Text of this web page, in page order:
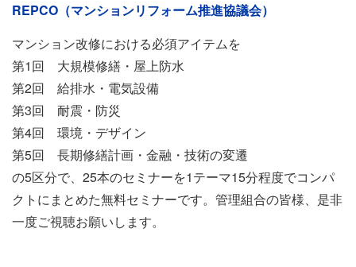
ベ
ン
ト
情
報
REPCO（マンションリフォーム推進協議会）
マンション改修における必須アイテムを
第1回 大規模修繕・屋上防水
第2回 給排水・電気設備
第3回 耐震・防災
第4回 環境・デザイン
第5回 長期修繕計画・金融・技術の変遷
の5区分で、25本のセミナーを1テーマ15分程度でコンパ
クトにまとめた無料セミナーです。管理組合の皆様、是非
一度ご視聴お願いします。